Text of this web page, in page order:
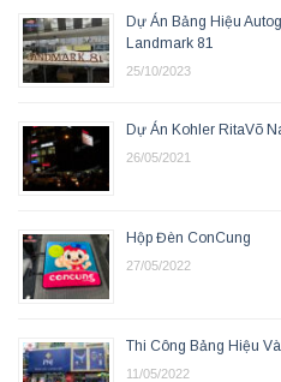
Dự Án Bảng Hiệu
Landmark 81
25/10/2023
Dự Án Kohler RitaVõ
26/05/2021
Hộp Đèn ConCung
27/05/2022
Thi Công Bảng Hiệu
11/05/2022